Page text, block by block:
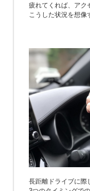
疲れてくれば、アク
こうした状況を想像
長距離ドライブに際